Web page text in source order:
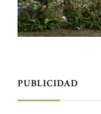
PUBLICIDAD